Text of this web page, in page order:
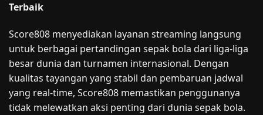
Terbaik
Score808 menyediakan layanan streaming langsung
untuk berbagai pertandingan sepak bola dari liga-liga
besar dunia dan turnamen internasional. Dengan
kualitas tayangan yang stabil dan pembaruan jadwal
yang real-time, Score808 memastikan penggunanya
tidak melewatkan aksi penting dari dunia sepak bola.